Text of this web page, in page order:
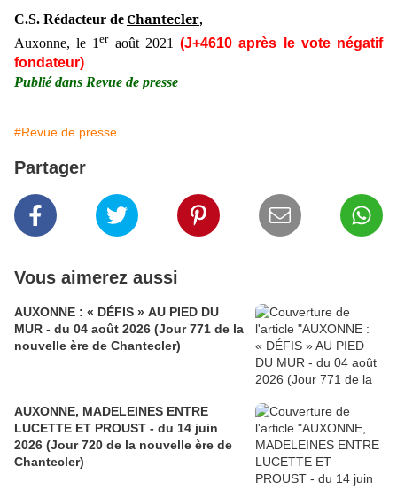
C.S. Rédacteur deChantecler,
Auxonne, le 1eraoût 2021 (J+4610 après le vote négatif
fondateur)
Publié dans Revue de presse
#Revue de presse
Partager
Vous aimerez aussi
AUXONNE : « DÉFIS » AU PIED DU
MUR - du 04 août 2026 (Jour 771 de la
nouvelle ère de Chantecler)
AUXONNE, MADELEINES ENTRE
LUCETTE ET PROUST - du 14 juin
2026 (Jour 720 de la nouvelle ère de
Chantecler)